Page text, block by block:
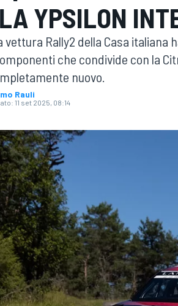
WEC
YPSILON
vettura Rally2 della Casa italiana
che condivide con la
nuovo.
Rauli
11 set 2025, 08:14